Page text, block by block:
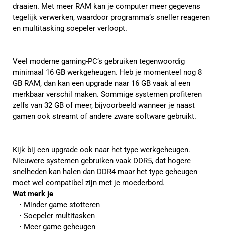
draaien. Met meer RAM kan je computer meer gegevens
tegelijk verwerken, waardoor programma’s sneller reageren
en multitasking soepeler verloopt.
Veel moderne gaming-PC’s gebruiken tegenwoordig
minimaal 16 GB werkgeheugen. Heb je momenteel nog 8
GB RAM, dan kan een upgrade naar 16 GB vaak al een
merkbaar verschil maken. Sommige systemen profiteren
zelfs van 32 GB of meer, bijvoorbeeld wanneer je naast
gamen ook streamt of andere zware software gebruikt.
Kijk bij een upgrade ook naar het type werkgeheugen.
Nieuwere systemen gebruiken vaak DDR5, dat hogere
snelheden kan halen dan DDR4 maar het type geheugen
moet wel compatibel zijn met je moederbord.
Wat merk je
Minder game stotteren
Soepeler multitasken
Meer game geheugen